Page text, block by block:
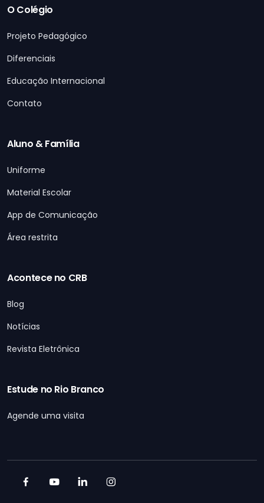
O Colégio
Projeto Pedagógico
Diferenciais
Educação Internacional
Contato
Aluno & Família
Uniforme
Material Escolar
App de Comunicação
Área restrita
Acontece no CRB
Blog
Notícias
Revista Eletrônica
Estude no Rio Branco
Agende uma visita